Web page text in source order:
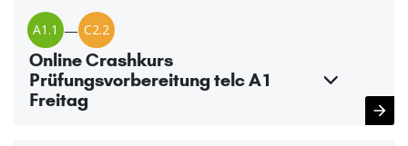
A1.1 — C2.2
Online Crashkurs
Prüfungsvorbereitung telc A1
Freitag